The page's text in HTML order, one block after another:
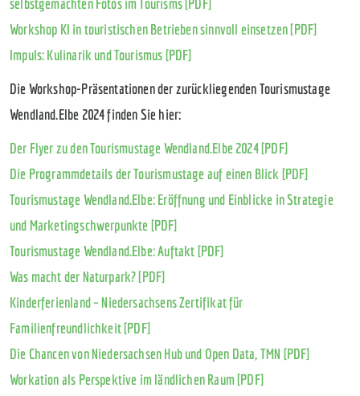
selbstgemachten Fotos im Tourisms [PDF]
Workshop KI in touristischen Betrieben sinnvoll einsetzen [PDF]
Impuls: Kulinarik und Tourismus [PDF]
Die Workshop-Präsentationen der zurückliegenden Tourismustage
Wendland.Elbe 2024 finden Sie hier:
Der Flyer zu den Tourismustage Wendland.Elbe 2024 [PDF]
Die Programmdetails der Tourismustage auf einen Blick [PDF]
Tourismustage Wendland.Elbe: Eröffnung und Einblicke in Strategie
und Marketingschwerpunkte [PDF]
Tourismustage Wendland.Elbe: Auftakt [PDF]
Was macht der Naturpark? [PDF]
Kinderferienland – Niedersachsens Zertifikat für
Familienfreundlichkeit [PDF]
Die Chancen von Niedersachsen Hub und Open Data, TMN [PDF]
Workation als Perspektive im ländlichen Raum [PDF]